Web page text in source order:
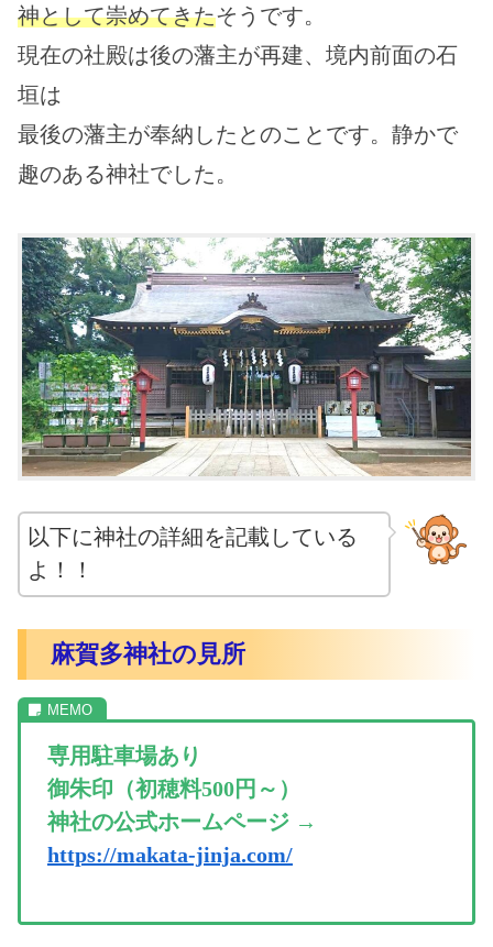
神として崇めてきたそうです。
現在の社殿は後の藩主が再建、境内前面の石
垣は
最後の藩主が奉納したとのことです。静かで
趣のある神社でした。
以下に神社の詳細を記載している
よ！！
麻賀多神社の見所
専用駐車場あり
御朱印（初穂料500円～）
神社の公式ホームページ →
https://makata-jinja.com/